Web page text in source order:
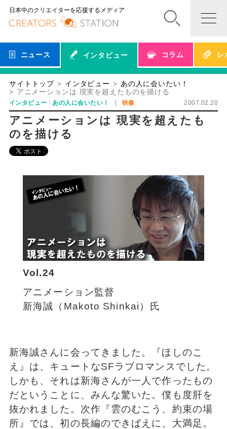
日本中のクリエイターを応援するメディア
ニュース インタビュー コラム レ
サイトトップ インタビュー
あの人に会いたい！
アニメーションは 現実を超えたものを描ける
インタビュー あの人に会いたい！ 映像 2007.02.20
アニメーションは 現実を超えたも
のを描ける
Vol.24
アニメーション監督
新海誠（Makoto Shinkai）氏
新海誠さんに会ってきました。『ほしのこ
え』は、キュートなSFラブロマンスでした。
しかも、それは新海さんが一人で作ったもの
だということに、みんな驚いた。僕も度肝を
抜かれました。次作『雲のむこう、約束の場
所』では、初の長編のできばえに、大満足。